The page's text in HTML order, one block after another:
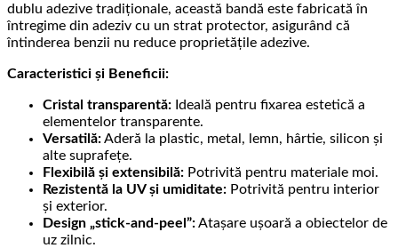
dublu adezive tradiționale, această bandă este fabricată în
întregime din adeziv cu un strat protector, asigurând că
întinderea benzii nu reduce proprietățile adezive.
Caracteristici și Beneficii:
Cristal transparentă: Ideală pentru fixarea estetică a
elementelor transparente.
Versatilă:Aderă la plastic, metal, lemn, hârtie, silicon și
alte suprafețe.
Flexibilă și extensibilă: Potrivită pentru materiale moi.
Rezistentă la UV și umiditate: Potrivită pentru interior
și exterior.
Design „stick-and-peel”:Atașare ușoară a obiectelor de
uz zilnic.